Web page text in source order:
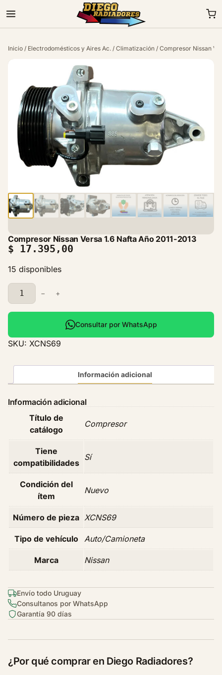
Inicio / Electrodomésticos y Aires Ac. / Climatización / Compresor Nissan
Compresor Nissan Versa 1.6 Nafta Año 2011-2013
$ 17.395,00
15 disponibles
C
o
m
r
e
r
i
a
1
6
f
t
a
A
2
0
− +
Consultar por WhatsApp
SKU: XCNS69
Información adicional
Información adicional
Título de
catálogo
Compresor
Tiene
compatibilidades
Sí
Condición del
ítem
Nuevo
Número de pieza XCNS69
Tipo de vehículo Auto/Camioneta
Marca Nissan
Envío todo Uruguay
Consultanos por WhatsApp
Garantía 90 días
¿Por qué comprar en Diego Radiadores?